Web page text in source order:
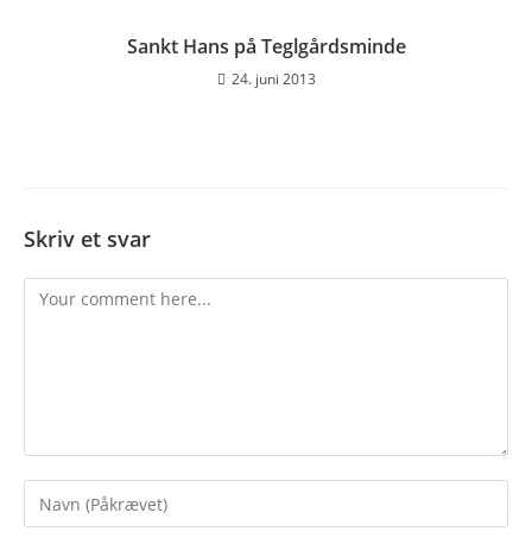
Sankt Hans på Teglgårdsminde
24. juni 2013
Skriv et svar
Comment
Enter
your